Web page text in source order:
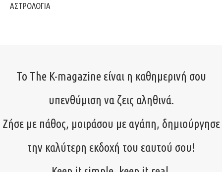
ΑΣΤΡΟΛΟΓΙΑ
Το The K-magazine είναι η καθημερινή σου
υπενθύμιση να ζεις αληθινά.
Ζήσε με πάθος, μοιράσου με αγάπη, δημιούργησε
την καλύτερη εκδοχή του εαυτού σου!